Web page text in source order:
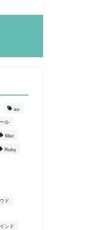
au
ル
Mac
Ruby
ド
ンド